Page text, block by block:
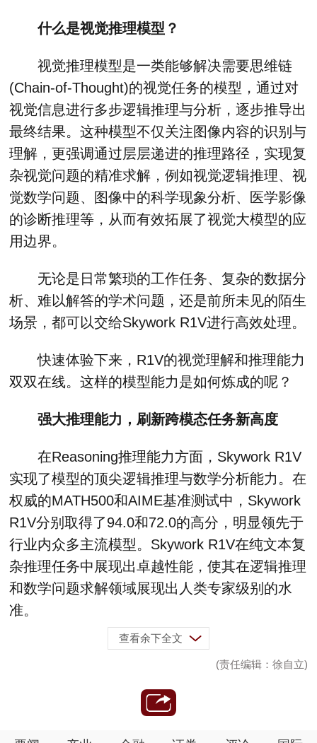
什么是视觉推理模型？
视觉推理模型是一类能够解决需要思维链
(Chain-of-Thought)的视觉任务的模型，通过对
视觉信息进行多步逻辑推理与分析，逐步推导出
最终结果。这种模型不仅关注图像内容的识别与
理解，更强调通过层层递进的推理路径，实现复
杂视觉问题的精准求解，例如视觉逻辑推理、视
觉数学问题、图像中的科学现象分析、医学影像
的诊断推理等，从而有效拓展了视觉大模型的应
用边界。
无论是日常繁琐的工作任务、复杂的数据分
析、难以解答的学术问题，还是前所未见的陌生
场景，都可以交给Skywork R1V进行高效处理。
快速体验下来，R1V的视觉理解和推理能力
双双在线。这样的模型能力是如何炼成的呢？
强大推理能力，刷新跨模态任务新高度
在Reasoning推理能力方面，Skywork R1V
实现了模型的顶尖逻辑推理与数学分析能力。在
权威的MATH500和AIME基准测试中，Skywork
R1V分别取得了94.0和72.0的高分，明显领先于
行业内众多主流模型。Skywork R1V在纯文本复
杂推理任务中展现出卓越性能，使其在逻辑推理
和数学问题求解领域展现出人类专家级别的水
准。
查看余下全文
(责任编辑：徐自立)